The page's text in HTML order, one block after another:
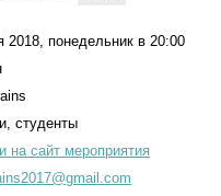
2018, понедельник в 20:00
студенты
на сайт мероприятия